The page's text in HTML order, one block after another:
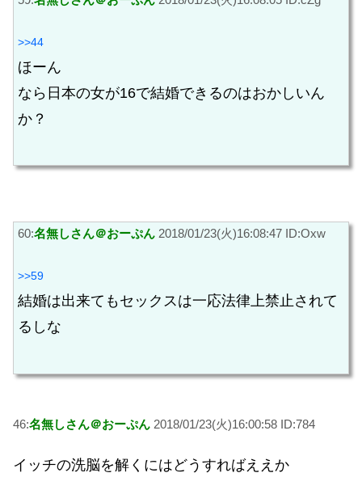
>>44
ほーん
なら日本の女が16で結婚できるのはおかしいん
か？
60:名無しさん＠おーぷん 2018/01/23(火)16:08:47 ID:Oxw
>>59
結婚は出来てもセックスは一応法律上禁止されて
るしな
46:名無しさん＠おーぷん 2018/01/23(火)16:00:58 ID:784
イッチの洗脳を解くにはどうすればええか